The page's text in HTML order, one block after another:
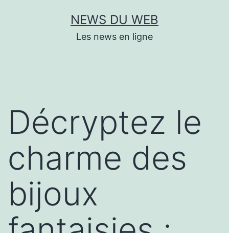
NEWS DU WEB
Les news en ligne
Décryptez le
charme des
bijoux